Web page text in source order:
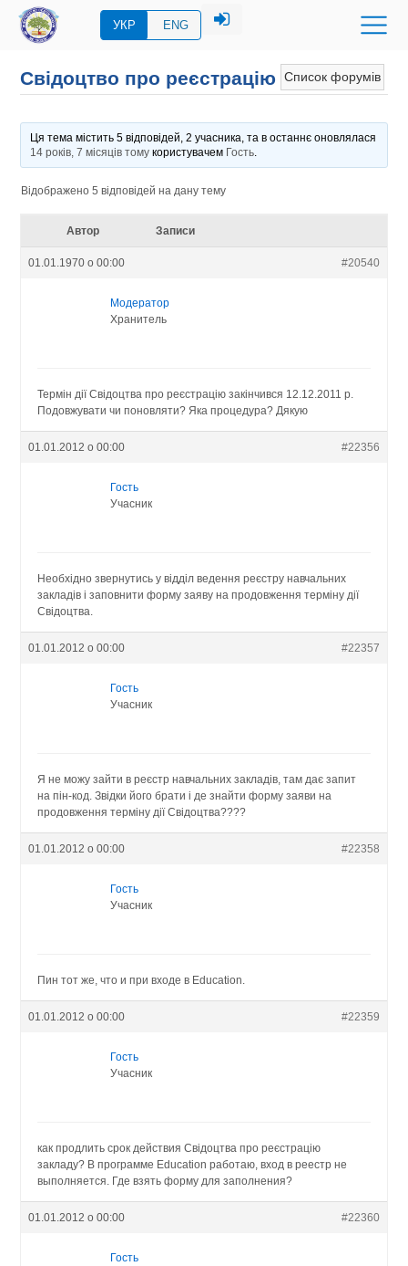
УКР ENG
Список форумів
Свідоцтво про реєстрацію
Ця тема містить 5 відповідей, 2 учасника, та в останнє оновлялася
14 років, 7 місяців томукористувачем Гость.
Відображено 5 відповідей на дану тему
Автор Записи
01.01.1970 о 00:00 #20540
Модератор
Хранитель
Термін дії Свідоцтва про реєстрацію закінчився 12.12.2011 р.
Подовжувати чи поновляти? Яка процедура? Дякую
01.01.2012 о 00:00 #22356
Гость
Учасник
Необхідно звернутись у відділ ведення реєстру навчальних
закладів і заповнити форму заяву на продовження терміну дії
Свідоцтва.
01.01.2012 о 00:00 #22357
Гость
Учасник
Я не можу зайти в реєстр навчальних закладів, там дає запит
на пін-код. Звідки його брати і де знайти форму заяви на
продовження терміну дії Свідоцтва????
01.01.2012 о 00:00 #22358
Гость
Учасник
Пин тот же, что и при входе в Education.
01.01.2012 о 00:00 #22359
Гость
Учасник
как продлить срок действия Свідоцтва про реєстрацію
закладу? В программе Eduсation работаю, вход в реестр не
выполняется. Где взять форму для заполнения?
01.01.2012 о 00:00 #22360
Гость